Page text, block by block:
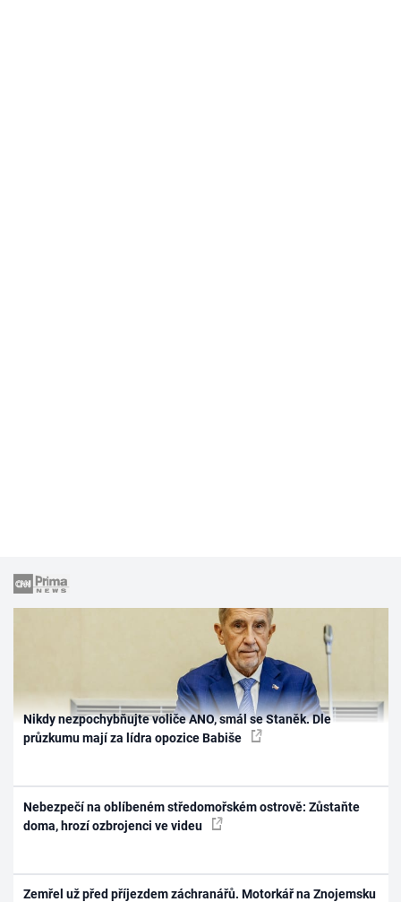
Nikdy nezpochybňujte voliče ANO, smál se Staněk. Dle
průzkumu mají za lídra opozice Babiše
Nebezpečí na oblíbeném středomořském ostrově: Zůstaňte
doma, hrozí ozbrojenci ve videu
Zemřel už před příjezdem záchranářů. Motorkář na Znojemsku